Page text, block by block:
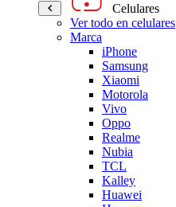
Celulares
Ver todo en celulares
Marca
iPhone
Samsung
Xiaomi
Motorola
Vivo
Oppo
Realme
Nubia
TCL
Kalley
Huawei